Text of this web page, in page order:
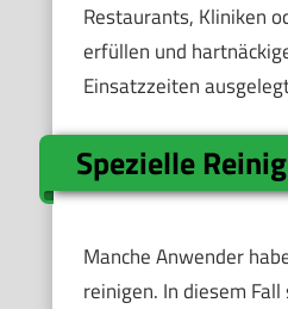
Restaurants, Kliniken
erfüllen und
Einsatzzeiten
Spezielle
Manche Anwender
reinigen. In diesem